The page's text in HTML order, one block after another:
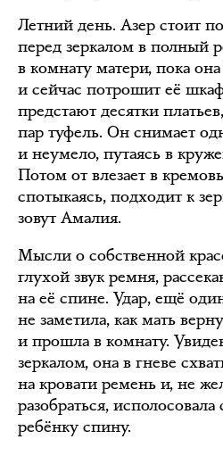
Летний день. Азер стоит
перед зеркалом в полный
в комнату матери, пока
и сейчас потрошит её
предстают десятки
пар туфель. Он снимает
и неумело, путаясь в
Потом от влезает в
спотыкаясь, подходит к
зовут Амалия.
Мысли о собственной
глухой звук ремня,
на её спине. Удар, ещё
не заметила, как мать
и прошла в комнату.
зеркалом, она в гневе
на кровати ремень и, не
разобраться,
ребёнку спину.